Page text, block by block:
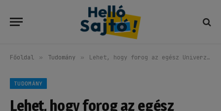
Főoldal » Tudomány » Lehet, hogy forog az egész Univerzum
TUDOMÁNY
Lehet, hogy forog az egész